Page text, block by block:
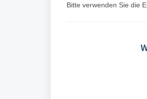
Bitte verwenden Sie die